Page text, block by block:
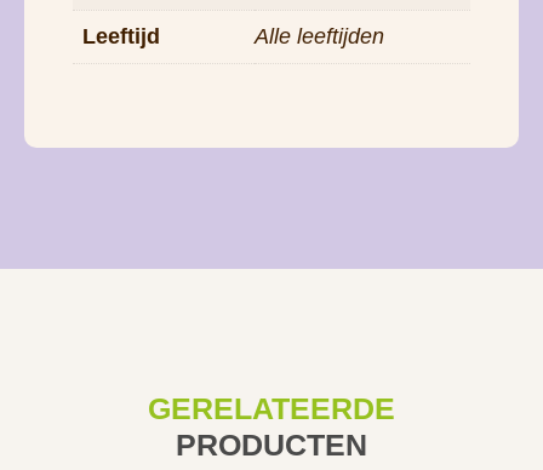
Leeftijd Alle leeftijden
GERELATEERDE
PRODUCTEN